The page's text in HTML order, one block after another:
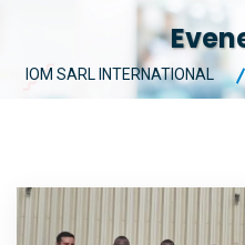
IOM SARL INTERNATIONAL